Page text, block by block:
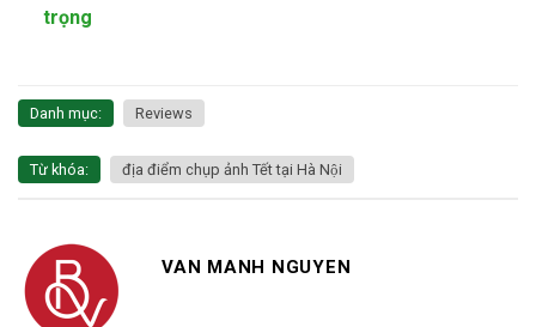
trọng
Danh mục: Reviews
Từ khóa: địa điểm chụp ảnh Tết tại Hà Nội
VAN MANH NGUYEN